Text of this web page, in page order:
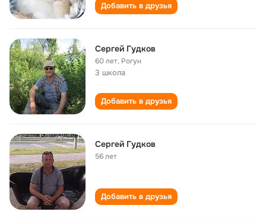
Добавить в друзья
Сергей Гудков
60 лет, Рогун
3 школа
Добавить в друзья
Сергей Гудков
56 лет
Добавить в друзья